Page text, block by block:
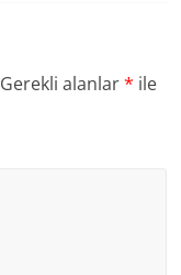
Gerekli alanlar* ile